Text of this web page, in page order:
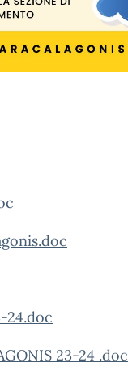
24.doc
23-24 .doc